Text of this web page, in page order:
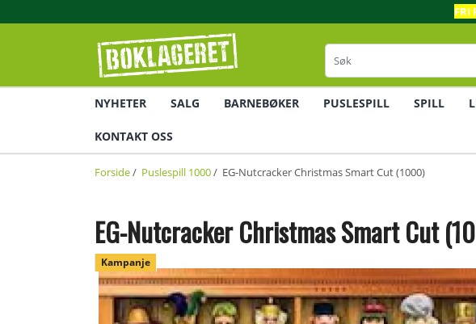
FRI
NYHETER SALG BARNEBØKER PUSLESPILL SPILL
KONTAKT OSS
Forside/ Puslespill 1000/ EG-Nutcracker Christmas Smart Cut (1000)
EG-Nutcracker Christmas Smart Cut
Kampanje